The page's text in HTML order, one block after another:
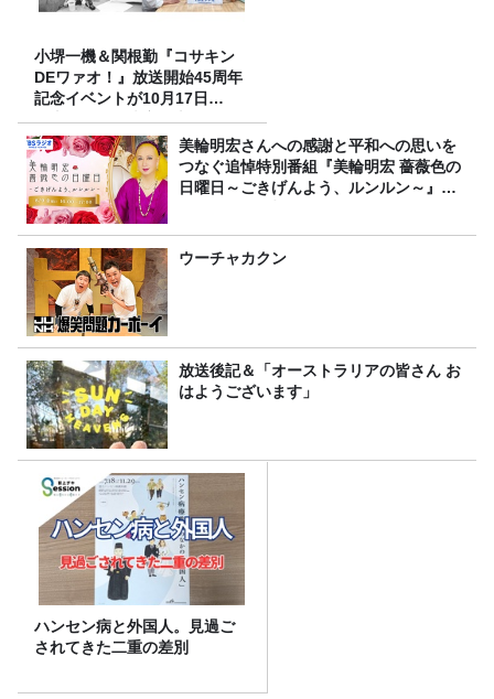
小堺一機＆関根勤『コサキン
DEワァオ！』放送開始45周年
記念イベントが10月17日
（土）に開催決定！本日より
FC先行受付スタート！美輪明宏さんへの感謝と平和への思いを
つなぐ追悼特別番組『美輪明宏 薔薇色の
日曜日～ごきげんよう、ルンルン～』
ウーチャカクン
放送後記＆「オーストラリアの皆さん お
はようございます」
ハンセン病と外国人。見過ご
されてきた二重の差別